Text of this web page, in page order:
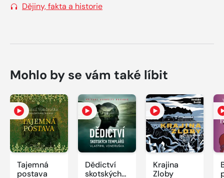
Dějiny, fakta a historie
Mohlo by se vám také líbit
Tajemná
postava
Dědictví
skotských
Krajina
Zloby